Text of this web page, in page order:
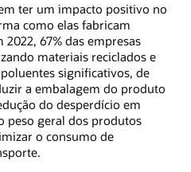
ter um impacto positivo no
como elas fabricam
67% das empresas
materiais reciclados e
significativos, de
a embalagem do produto
do desperdício em
peso geral dos produtos
o consumo de